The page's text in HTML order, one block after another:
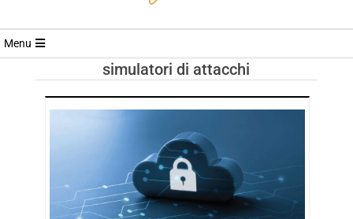
RIVISTA
TRENDS
Menu
simulatori di attacchi